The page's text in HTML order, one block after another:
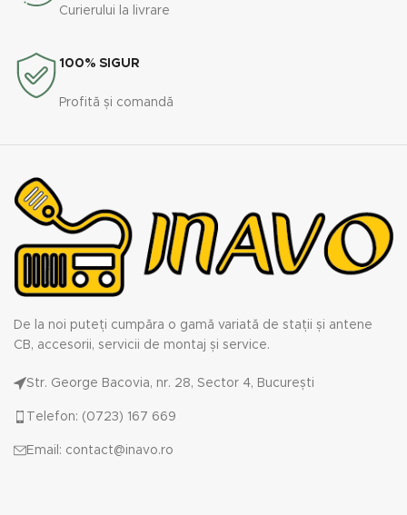
Curierului la livrare
100% SIGUR
Profită și comandă
De la noi puteți cumpăra o gamă variată de stații și antene
CB, accesorii, servicii de montaj și service.
Str. George Bacovia, nr. 28, Sector 4, București
Telefon: (0723) 167 669
Email: contact@inavo.ro